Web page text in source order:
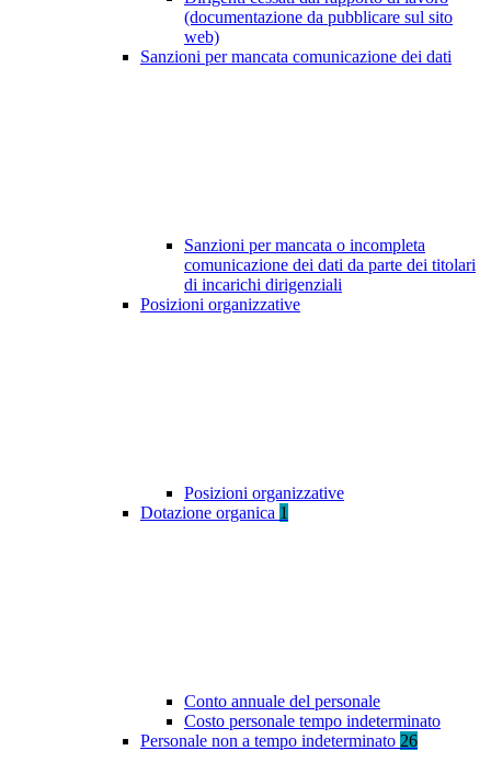
(documentazione da pubblicare sul sito
web)
Sanzioni per mancata comunicazione dei dati
Sanzioni per mancata o incompleta
comunicazione dei dati da parte dei titolari
di incarichi dirigenziali
Posizioni organizzative
Posizioni organizzative
Dotazione organica 1
Conto annuale del personale
Costo personale tempo indeterminato
Personale non a tempo indeterminato 26